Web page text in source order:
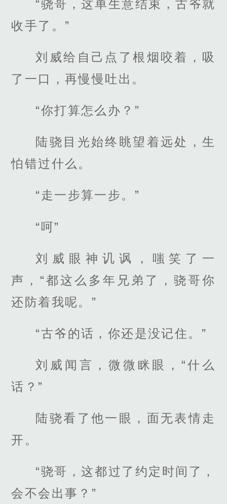
“骁哥，这单生意结束，古爷就
收手了。”
刘威给自己点了根烟咬着，吸
了一口，再慢慢吐出。
“你打算怎么办？”
陆骁目光始终眺望着远处，生
怕错过什么。
“走一步算一步。”
“呵”
刘威眼神讥讽，嗤笑了一
声，“都这么多年兄弟了，骁哥你
还防着我呢。”
“古爷的话，你还是没记住。”
刘威闻言，微微眯眼，“什么
话？”
陆骁看了他一眼，面无表情走
开。
“骁哥，这都过了约定时间了，
会不会出事？”